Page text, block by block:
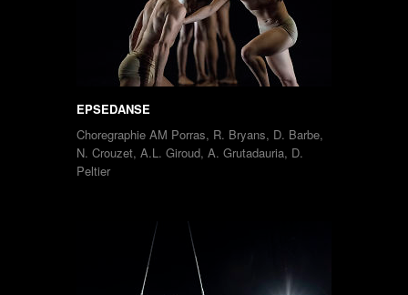
EPSEDANSE
Choregraphie AM Porras, R. Bryans, D. Barbe,
N. Crouzet, A.L. Giroud, A. Grutadauria, D.
Peltier